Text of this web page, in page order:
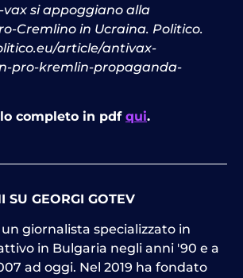
si appoggiano alla
Cremlino in Ucraina. Politico.
article/antivax-
pro-kremlin-propaganda-
completo in pdf qui.
SU GEORGI GOTEV
giornalista specializzato in
in Bulgaria negli anni '90 e a
ad oggi. Nel 2019 ha fondato